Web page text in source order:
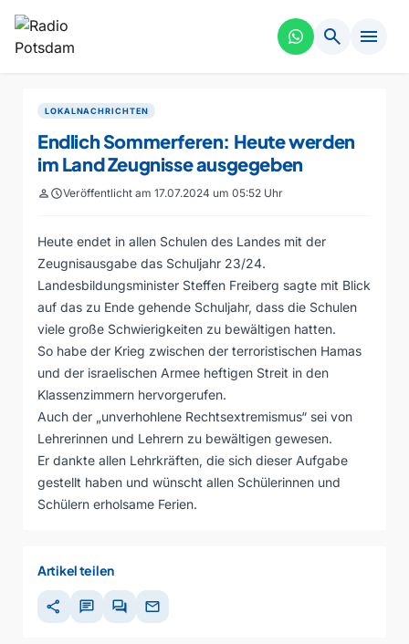
search menu
LOKALNACHRICHTEN
Endlich Sommerferen: Heute werden
im Land Zeugnisse ausgegeben
personscheduleVeröffentlicht am 17.07.2024 um 05:52 Uhr
Heute endet in allen Schulen des Landes mit der
Zeugnisausgabe das Schuljahr 23/24.
Landesbildungsminister Steffen Freiberg sagte mit Blick
auf das zu Ende gehende Schuljahr, dass die Schulen
viele große Schwierigkeiten zu bewältigen hatten.
So habe der Krieg zwischen der terroristischen Hamas
und der israelischen Armee heftigen Streit in den
Klassenzimmern hervorgerufen.
Auch der „unverhohlene Rechtsextremismus“ sei von
Lehrerinnen und Lehrern zu bewältigen gewesen.
Er dankte allen Lehrkräften, die sich dieser Aufgabe
gestellt haben und wünscht allen Schülerinnen und
Schülern erholsame Ferien.
Artikel teilen
share chat forum mail